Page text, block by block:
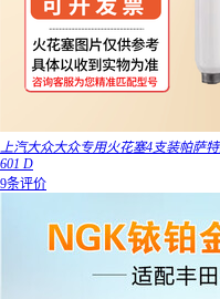
上汽大众大众专用火花塞4支装帕萨
601 D
9条评价